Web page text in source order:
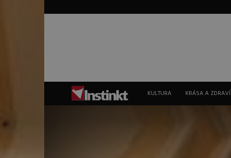
Instinkt
KULTURA KRÁSA A ZDRAVÍ